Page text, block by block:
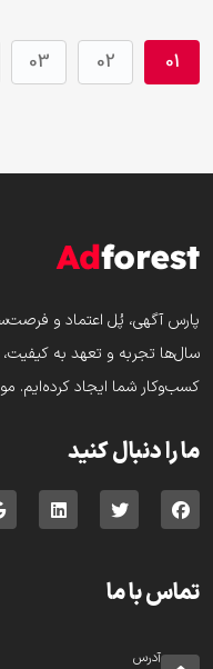
01
02
03
پارس‌ آگهی، پُل اعتماد و
سال‌ها تجربه و تعهد به
کسب‌وکار شما ایجاد کرده‌ایم.
ما را دنبال کنید
تماس با ما
آدرس